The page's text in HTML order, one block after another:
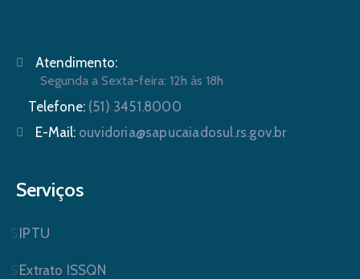
Atendimento:
Segunda a Sexta-feira: 12h às 18h
Telefone: (51) 3451.8000
E-Mail: ouvidoria@sapucaiadosul.rs.gov.br
Serviços
IPTU
Extrato ISSQN